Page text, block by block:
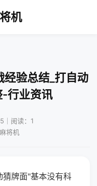
机
经验总结_打自动
-行业资讯
｜阅读：1
将机
牌面"基本没有科